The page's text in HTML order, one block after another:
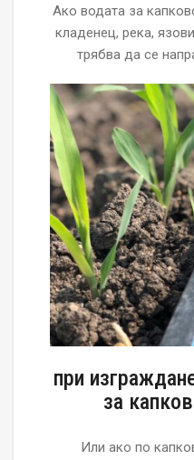
Ако водата за
кладенец, река,
трябва да се
при
за
Или ако по